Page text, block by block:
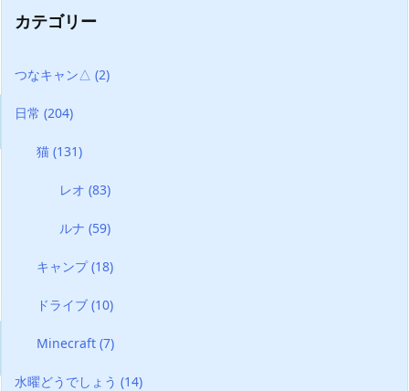
カテゴリー
つなキャン△ (2)
日常 (204)
猫(131)
レオ (83)
ルナ (59)
キャンプ(18)
ドライブ(10)
Minecraft(7)
水曜どうでしょう (14)